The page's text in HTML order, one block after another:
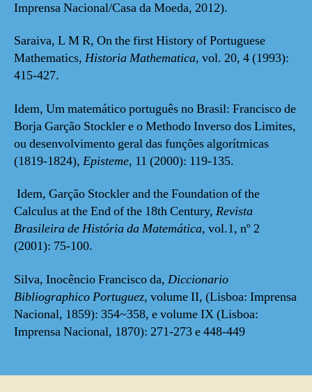
Imprensa Nacional/Casa da Moeda, 2012).
Saraiva, L M R, On the first History of Portuguese
Mathematics, Historia Mathematica, vol. 20, 4 (1993):
415-427.
Idem, Um matemático português no Brasil: Francisco de
Borja Garção Stockler e o Methodo Inverso dos Limites,
ou desenvolvimento geral das funções algorítmicas
(1819-1824), Episteme, 11 (2000): 119-135.
Idem, Garção Stockler and the Foundation of the
Calculus at the End of the 18th Century, Revista
Brasileira de História da Matemática, vol.1, nº 2
(2001): 75-100.
Silva, Inocêncio Francisco da, Diccionario
Bibliographico Portuguez, volume II, (Lisboa: Imprensa
Nacional, 1859): 354~358, e volume IX (Lisboa:
Imprensa Nacional, 1870): 271-273 e 448-449